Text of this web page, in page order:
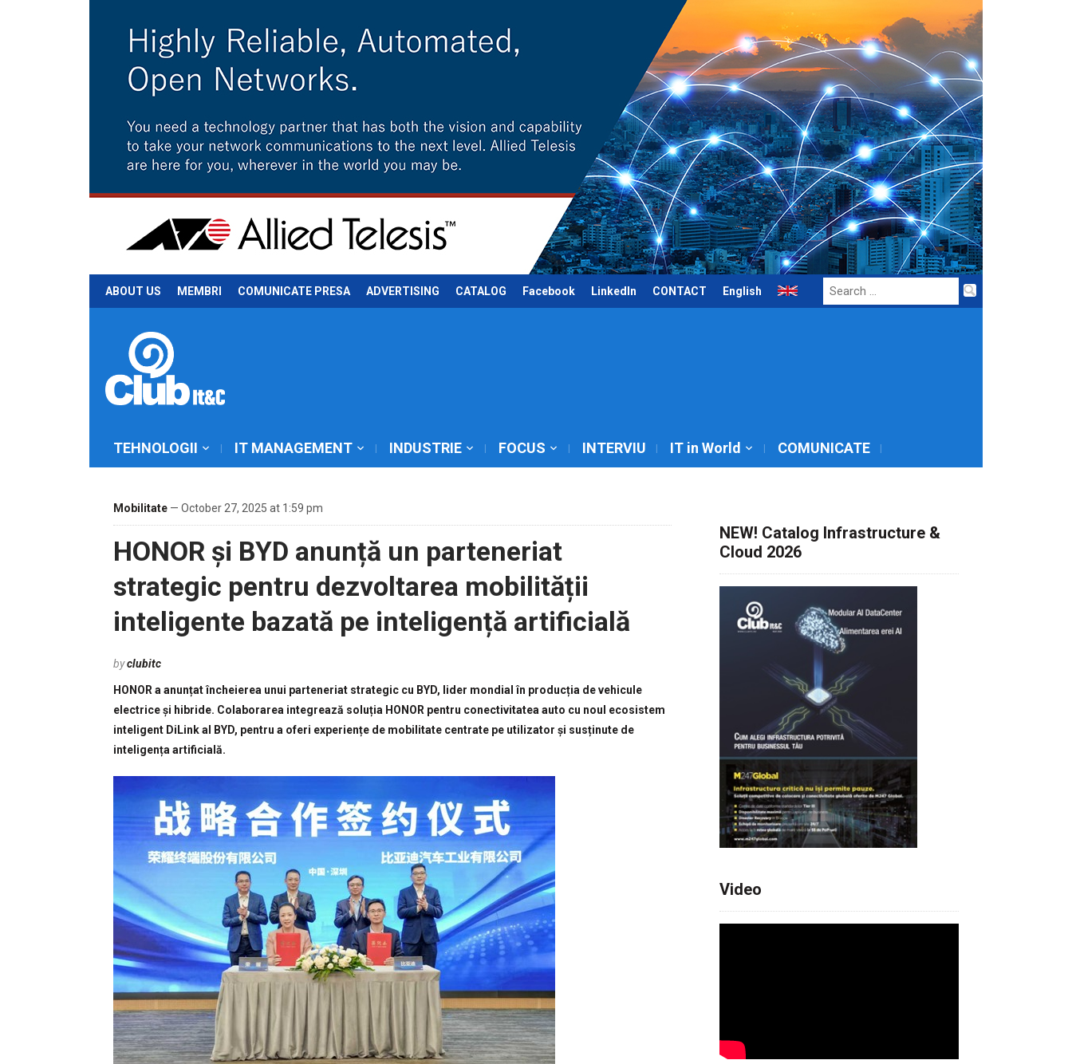
ABOUT US MEMBRI COMUNICATE PRESA ADVERTISING CATALOG Facebook LinkedIn CONTACT English
Search
for:
TEHNOLOGII IT MANAGEMENT INDUSTRIE FOCUS INTERVIU IT in World COMUNICATE
Mobilitate — October 27, 2025 at 1:59 pm
HONOR și BYD anunță un parteneriat
strategic pentru dezvoltarea mobilității
inteligente bazată pe inteligență artificială
byclubitc
HONOR a anunțat încheierea unui parteneriat strategic cu BYD, lider mondial în producția de vehicule
electrice și hibride. Colaborarea integrează soluția HONOR pentru conectivitatea auto cu noul ecosistem
inteligent DiLink al BYD, pentru a oferi experiențe de mobilitate centrate pe utilizator și susținute de
inteligența artificială.
NEW! Catalog Infrastructure &
Cloud 2026
Video